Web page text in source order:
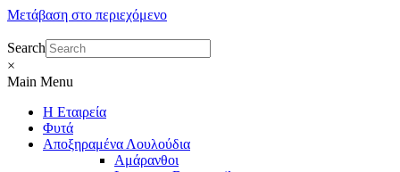
Μετάβαση στο περιεχόμενο
Search
×
Main Menu
Η Εταιρεία
Φυτά
Αποξηραμένα Λουλούδια
Αμάρανθοι